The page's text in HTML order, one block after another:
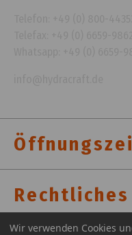
Rechtliches
Wir verwenden Cookies